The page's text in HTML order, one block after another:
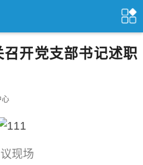
开党支部书记述职
心
现场